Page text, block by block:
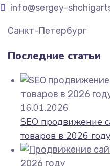
info@sergey-
Санкт-Петербург
Последние статьи
16.01.2026
SEO продвижение
товаров в 2026 году